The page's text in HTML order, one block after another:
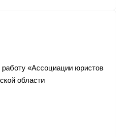
«Ассоциации юристов
области